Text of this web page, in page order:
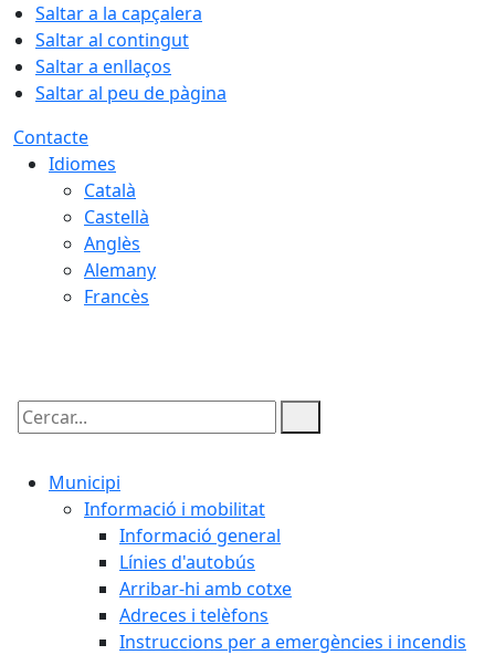
Saltar a la capçalera
Saltar al contingut
Saltar a enllaços
Saltar al peu de pàgina
Contacte
Idiomes
Català
Castellà
Anglès
Alemany
Francès
Cercar:
Municipi
Informació i mobilitat
Informació general
Línies d'autobús
Arribar-hi amb cotxe
Adreces i telèfons
Instruccions per a emergències i incendis